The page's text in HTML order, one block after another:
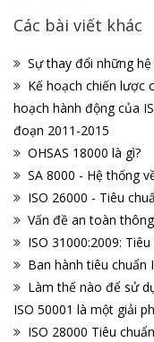
Các bài viết khác
Sự thay đổi những
Kế hoạch chiến lược
hoạch hành động của
đoạn 2011-2015
OHSAS 18000 là gì?
SA 8000 - Hệ thống
ISO 26000 - Tiêu
Vấn đề an toàn
ISO 31000:2009:
Ban hành tiêu chuẩn
Làm thế nào để sử
ISO 50001 là một giải
ISO 28000 Tiêu